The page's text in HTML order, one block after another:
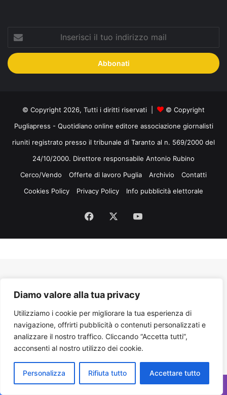
Diamo valore alla tua privacy
Utilizziamo i cookie per migliorare la tua esperienza di
navigazione, offrirti pubblicità o contenuti personalizzati e
analizzare il nostro traffico. Cliccando “Accetta tutti”,
acconsenti al nostro utilizzo dei cookie.
Personalizza Rifiuta tutto Accettare tutto
tuo
indirizzo
mail
© Copyright 2026, Tutti i diritti riservati |
© Copyright
Pugliapress - Quotidiano online editore associazione giornalisti
riuniti registrato presso il tribunale di Taranto al n. 569/2000 del
24/10/2000. Direttore responsabile Antonio Rubino
Cerco/Vendo
Offerte di lavoro Puglia Archivio
Contatti
Cookies Policy
Privacy Policy Info pubblicità elettorale
Facebook
Tube